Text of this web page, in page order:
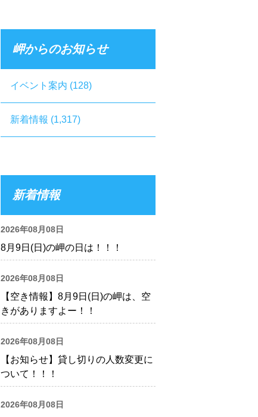
岬からのお知らせ
イベント案内 (128)
新着情報 (1,317)
新着情報
2026年08月08日
8月9日(日)の岬の日は！！！
2026年08月08日
【空き情報】8月9日(日)の岬は、空
きがありますよー！！
2026年08月08日
【お知らせ】貸し切りの人数変更に
ついて！！！
2026年08月08日